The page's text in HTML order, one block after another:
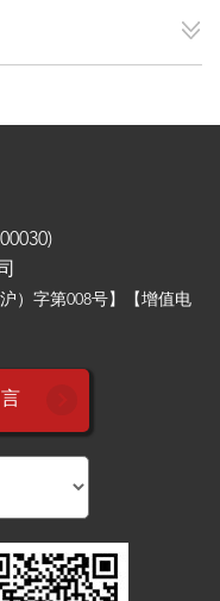
）字第008号】【增值电